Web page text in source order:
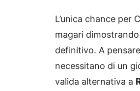
L’unica chance per
magari
definitivo. A
necessitano di un
valida alternativa a